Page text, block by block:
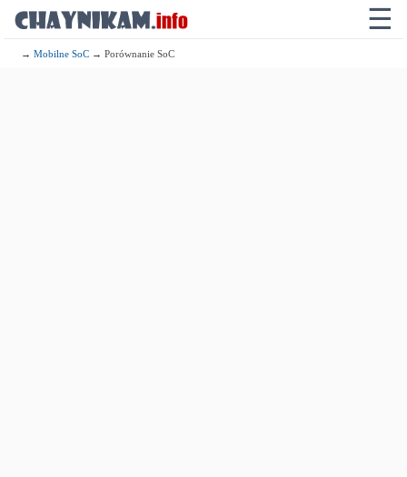
☰
→Mobilne SoC → Porównanie SoC